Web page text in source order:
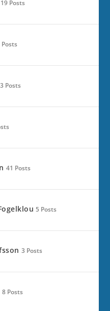
19 Posts
Posts
Posts
41 Posts
5 Posts
3 Posts
8 Posts